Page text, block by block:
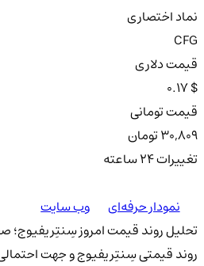
نماد اختصاری
CFG
قیمت دلاری
0.17 $
قیمت تومانی
30,809 تومان
تغییرات ۲۴ ساعته
نمودار حرفه‌ای
وب سایت
تحلیل روند قیمت امروز سِنتِریفیوج؛
روند قیمتی سِنتِریفیوج و جهت احتمالی